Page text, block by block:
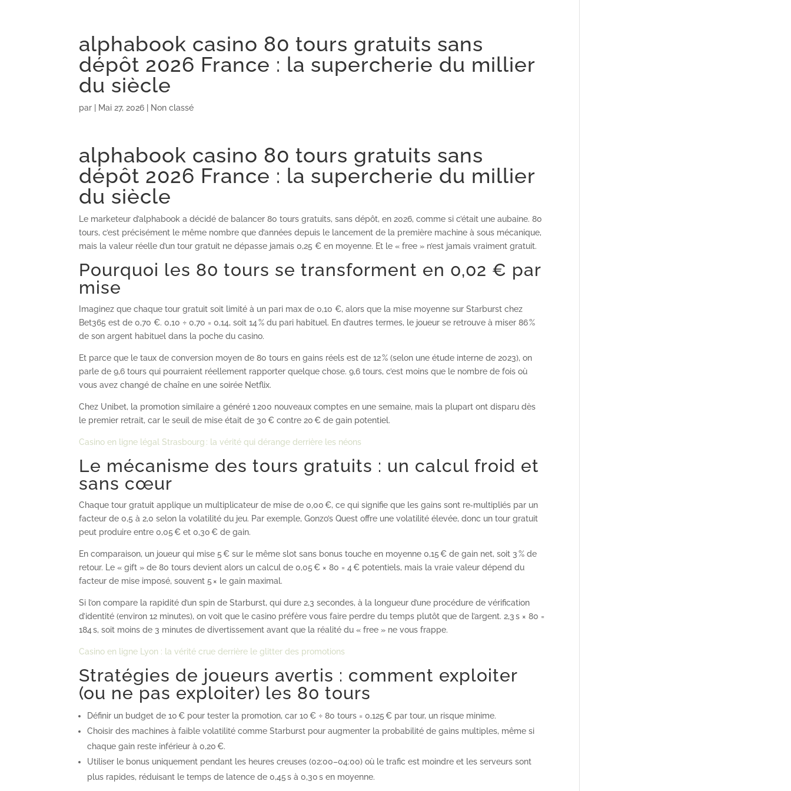
alphabook casino 80 tours gratuits sans
dépôt 2026 France : la supercherie du millier
du siècle
par Mai 27, 2026 | Non classé
alphabook casino 80 tours gratuits sans
dépôt 2026 France : la supercherie du millier
du siècle
Le marketeur d’alphabook a décidé de balancer 80 tours gratuits, sans dépôt, en 2026, comme si c’était une aubaine. 80
tours, c’est précisément le même nombre que d’années depuis le lancement de la première machine à sous mécanique,
mais la valeur réelle d’un tour gratuit ne dépasse jamais 0,25 € en moyenne. Et le « free » n’est jamais vraiment gratuit.
Pourquoi les 80 tours se transforment en 0,02 € par
mise
Imaginez que chaque tour gratuit soit limité à un pari max de 0,10 €, alors que la mise moyenne sur Starburst chez
Bet365 est de 0,70 €. 0,10 ÷ 0,70 = 0,14, soit 14 % du pari habituel. En d’autres termes, le joueur se retrouve à miser 86 %
de son argent habituel dans la poche du casino.
Et parce que le taux de conversion moyen de 80 tours en gains réels est de 12 % (selon une étude interne de 2023), on
parle de 9,6 tours qui pourraient réellement rapporter quelque chose. 9,6 tours, c’est moins que le nombre de fois où
vous avez changé de chaîne en une soirée Netflix.
Chez Unibet, la promotion similaire a généré 1 200 nouveaux comptes en une semaine, mais la plupart ont disparu dès
le premier retrait, car le seuil de mise était de 30 € contre 20 € de gain potentiel.
Casino en ligne légal Strasbourg : la vérité qui dérange derrière les néons
Le mécanisme des tours gratuits : un calcul froid et
sans cœur
Chaque tour gratuit applique un multiplicateur de mise de 0,00 €, ce qui signifie que les gains sont re‑multipliés par un
facteur de 0,5 à 2,0 selon la volatilité du jeu. Par exemple, Gonzo’s Quest offre une volatilité élevée, donc un tour gratuit
peut produire entre 0,05 € et 0,30 € de gain.
En comparaison, un joueur qui mise 5 € sur le même slot sans bonus touche en moyenne 0,15 € de gain net, soit 3 % de
retour. Le « gift » de 80 tours devient alors un calcul de 0,05 € × 80 = 4 € potentiels, mais la vraie valeur dépend du
facteur de mise imposé, souvent 5 × le gain maximal.
Si l’on compare la rapidité d’un spin de Starburst, qui dure 2,3 secondes, à la longueur d’une procédure de vérification
d’identité (environ 12 minutes), on voit que le casino préfère vous faire perdre du temps plutôt que de l’argent. 2,3 s × 80 =
184 s, soit moins de 3 minutes de divertissement avant que la réalité du « free » ne vous frappe.
Casino en ligne Lyon : la vérité crue derrière le glitter des promotions
Stratégies de joueurs avertis : comment exploiter
(ou ne pas exploiter) les 80 tours
Définir un budget de 10 € pour tester la promotion, car 10 € ÷ 80 tours = 0,125 € par tour, un risque minime.
Choisir des machines à faible volatilité comme Starburst pour augmenter la probabilité de gains multiples, même si
chaque gain reste inférieur à 0,20 €.
Utiliser le bonus uniquement pendant les heures creuses (02:00–04:00) où le trafic est moindre et les serveurs sont
plus rapides, réduisant le temps de latence de 0,45 s à 0,30 s en moyenne.